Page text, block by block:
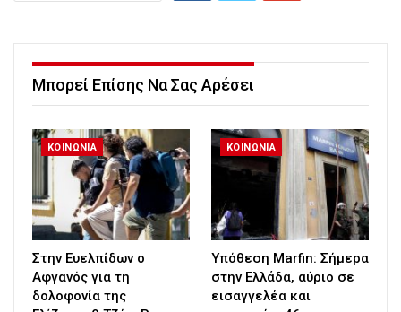
Μπορεί Επίσης Να Σας Αρέσει
ΚΟΙΝΩΝΙΑ
Στην Ευελπίδων ο
Αφγανός για τη
δολοφονία της
ΚΟΙΝΩΝΙΑ
Υπόθεση Marfin: Σήμερα
στην Ελλάδα, αύριο σε
εισαγγελέα και